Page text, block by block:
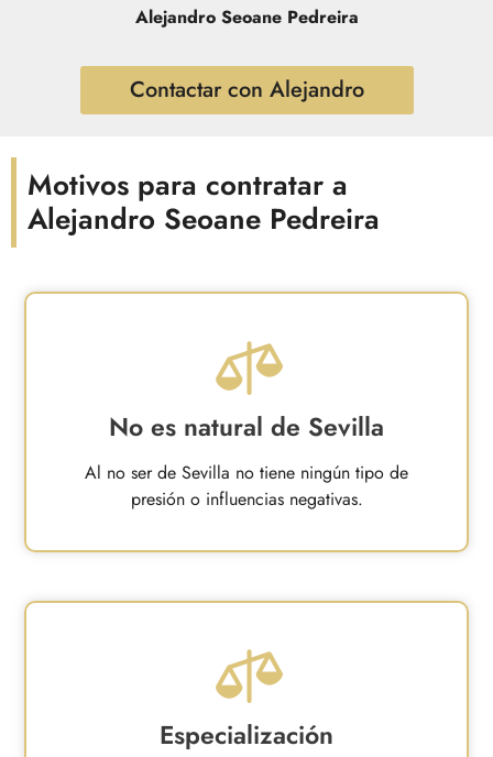
Alejandro Seoane Pedreira
Contactar con Alejandro
Motivos para contratar a
Alejandro Seoane Pedreira
No es natural de Sevilla
Al no ser de Sevilla no tiene ningún tipo de
presión o influencias negativas.
Especialización